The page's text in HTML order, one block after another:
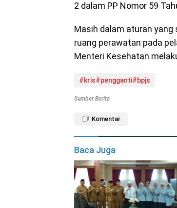
2 dalam PP Nomor 59
Masih dalam aturan
ruang perawatan pada
Menteri Kesehatan
#kris#pengganti#bpjs
Sumber Berita
Komentar
Baca Juga